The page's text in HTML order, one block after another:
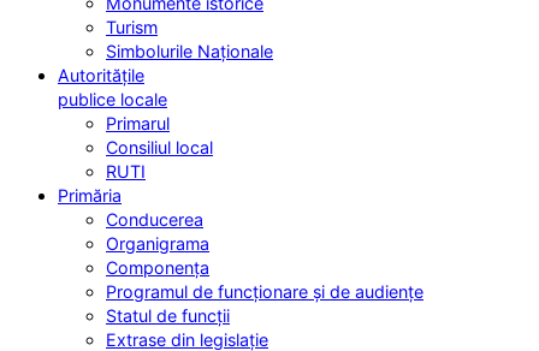
Turism
Simbolurile Naționale
Autoritățile
publice locale
Primarul
Consiliul local
RUTI
Primăria
Conducerea
Organigrama
Componența
Programul de funcționare și de audiențe
Statul de funcții
Extrase din legislație